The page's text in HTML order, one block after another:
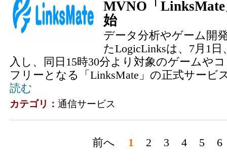
MVNO「
始
データ分析やゲーム開
たLogicLinksは、7月1
入し、同日15時30分より対象のゲームや
フリーとなる「LinksMate」の正式サービ
読む
カテゴリ： 通信サービス
前へ 1 2 3 4 5 6